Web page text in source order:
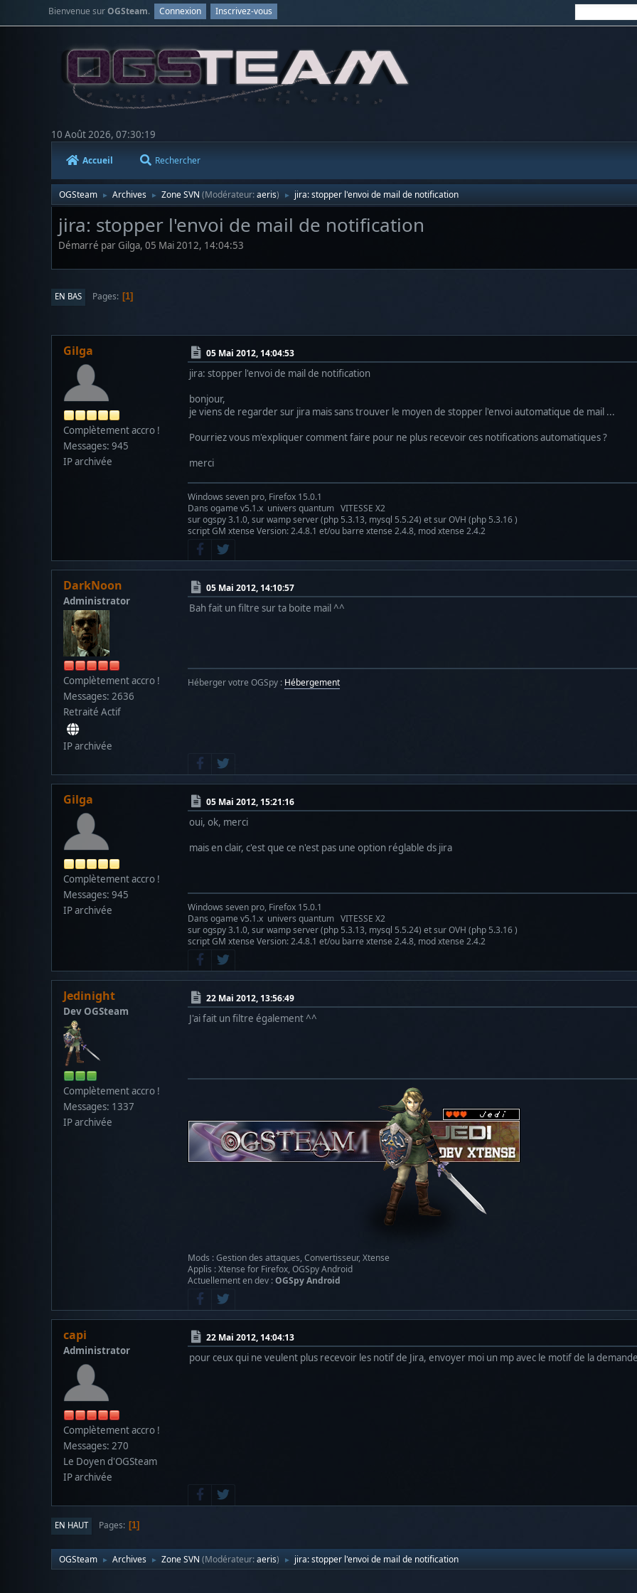
Bienvenue surOGSteam. Connexion Inscrivez-vous
10 Août 2026, 07:30:19
Accueil Rechercher
OGSteam ► Archives ► Zone SVN (Modérateur:aeris) ► jira: stopper l'envoi de mail de notification
jira: stopper l'envoi de mail de notification
Démarré par Gilga, 05 Mai 2012, 14:04:53
EN BAS Pages 1
Gilga
Complètement accro !
Messages: 945
IP archivée
05 Mai 2012, 14:04:53
jira: stopper l'envoi de mail de notification
bonjour,
je viens de regarder sur jira mais sans trouver le moyen de stopper l'envoi automatique de mail ...
Pourriez vous m'expliquer comment faire pour ne plus recevoir ces notifications automatiques ?
merci
Windows seven pro, Firefox 15.0.1
Dans ogame v5.1.x univers quantum VITESSE X2
sur ogspy 3.1.0, sur wamp server (php 5.3.13, mysql 5.5.24) et sur OVH (php 5.3.16 )
script GM xtense Version: 2.4.8.1 et/ou barre xtense 2.4.8, mod xtense 2.4.2
DarkNoon
Administrator
Complètement accro !
Messages: 2636
Retraité Actif
IP archivée
05 Mai 2012, 14:10:57
Bah fait un filtre sur ta boite mail ^^
Héberger votre OGSpy : Hébergement
Gilga
Complètement accro !
Messages: 945
IP archivée
05 Mai 2012, 15:21:16
oui, ok, merci
mais en clair, c'est que ce n'est pas une option réglable ds jira
Windows seven pro, Firefox 15.0.1
Dans ogame v5.1.x univers quantum VITESSE X2
sur ogspy 3.1.0, sur wamp server (php 5.3.13, mysql 5.5.24) et sur OVH (php 5.3.16 )
script GM xtense Version: 2.4.8.1 et/ou barre xtense 2.4.8, mod xtense 2.4.2
Jedinight
Dev OGSteam
Complètement accro !
Messages: 1337
IP archivée
22 Mai 2012, 13:56:49
J'ai fait un filtre également ^^
Mods : Gestion des attaques, Convertisseur, Xtense
Applis : Xtense for Firefox, OGSpy Android
Actuellement en dev :OGSpy Android
capi
Administrator
Complètement accro !
Messages: 270
Le Doyen d'OGSteam
IP archivée
22 Mai 2012, 14:04:13
pour ceux qui ne veulent plus recevoir les notif de Jira, envoyer moi un mp avec le motif de la
EN HAUT Pages 1
OGSteam ► Archives ► Zone SVN (Modérateur:aeris) ► jira: stopper l'envoi de mail de notification